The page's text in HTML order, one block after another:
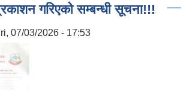
गरिएको सम्बन्धी सूचना!!!
07/03/2026 - 17:53